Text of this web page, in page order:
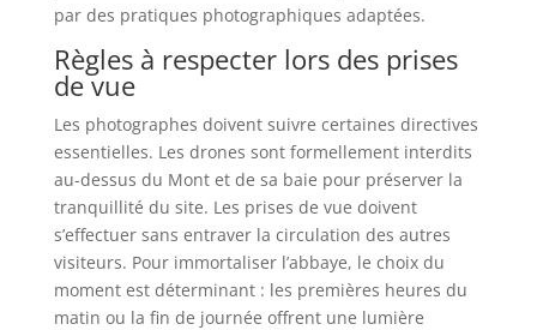
par des pratiques photographiques adaptées.
Règles à respecter lors des prises
de vue
Les photographes doivent suivre certaines directives
essentielles. Les drones sont formellement interdits
au-dessus du Mont et de sa baie pour préserver la
tranquillité du site. Les prises de vue doivent
s’effectuer sans entraver la circulation des autres
visiteurs. Pour immortaliser l’abbaye, le choix du
moment est déterminant : les premières heures du
matin ou la fin de journée offrent une lumière